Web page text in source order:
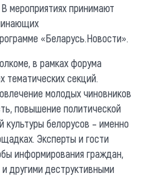
мероприятиях принимают
«Беларусь.Новости».
в рамках форума
тематических секций.
молодых чиновников
повышение политической
культуры белорусов – именно
Эксперты и гости
информирования граждан,
другими деструктивными